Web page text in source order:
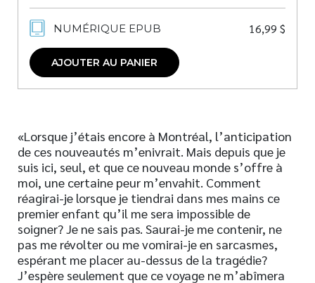
NUMÉRIQUE EPUB 16,99 $
AJOUTER AU PANIER
«Lorsque j’étais encore à Montréal, l’anticipation
de ces nouveautés m’enivrait. Mais depuis que je
suis ici, seul, et que ce nouveau monde s’offre à
moi, une certaine peur m’envahit. Comment
réagirai-je lorsque je tiendrai dans mes mains ce
premier enfant qu’il me sera impossible de
soigner? Je ne sais pas. Saurai-je me contenir, ne
pas me révolter ou me vomirai-je en sarcasmes,
espérant me placer au-dessus de la tragédie?
J’espère seulement que ce voyage ne m’abîmera